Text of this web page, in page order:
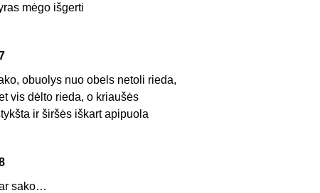
mėgo išgerti
obuolys nuo obels netoli rieda,
vis dėlto rieda, o kriaušės
ir širšės iškart apipuola
sako…